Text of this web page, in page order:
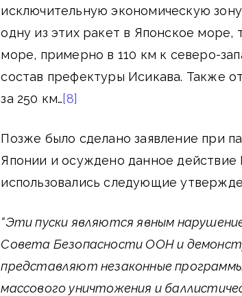
исключительную экономическую
одну из этих ракет в Японское море,
море, примерно в 110 км к северо-
состав префектуры Исикава. Также
за 250 км…[8]
Позже было сделано заявление при
Японии и осуждено данное действие
использовались следующие
“Эти пуски являются явным
Совета Безопасности ООН и
представляют незаконные
массового уничтожения и